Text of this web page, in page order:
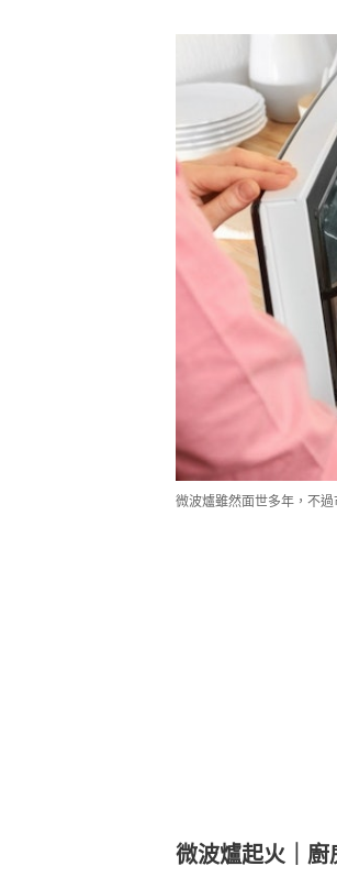
微波爐雖然面世多年，不過
微波爐起火｜